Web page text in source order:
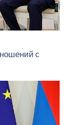
с